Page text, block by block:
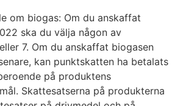
om biogas: Om du anskaffat
ska du välja någon av
7. Om du anskaffat biogasen
kan punktskatten ha betalats
på produktens
Skattesatserna på produkterna